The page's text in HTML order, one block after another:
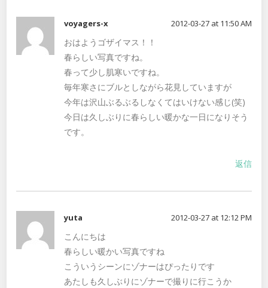
voyagers-x 2012-03-27 at 11:50 AM
おはようゴザイマス！！
春らしい写真ですね。
春って少し肌寒いですね。
毎年寒さにブルとしながら花見していますが
今年は沢山ぶるぶるしなくてはいけない感じ(笑)
今日は久しぶりに春らしい暖かな一日になりそう
です。
返信
yuta 2012-03-27 at 12:12 PM
こんにちは
春らしい暖かい写真ですね
こういうシーンにゾナーはぴったりです
あたしも久しぶりにゾナーで撮りに行こうか